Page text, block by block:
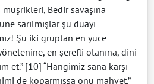
Bedir savaşına
sarılmışlar şu duayı
Şu iki gruptan en yüce
en şerefli olanına, dini
et.” [10] “Hangimiz sana karşı
de koparmışsa onu mahvet.”